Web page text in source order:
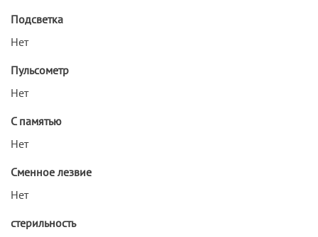
Подсветка
Нет
Пульсометр
Нет
С памятью
Нет
Сменное лезвие
Нет
стерильность